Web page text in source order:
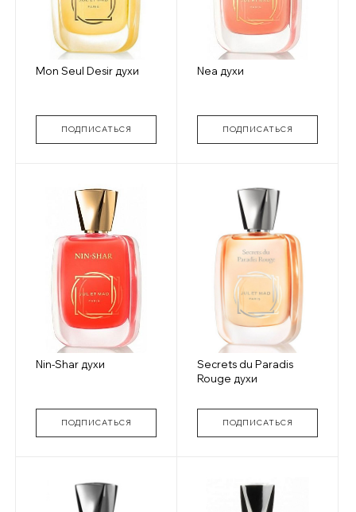
Mon Seul Desir духи
ПОДПИСАТЬСЯ
Nea духи
ПОДПИСАТЬСЯ
Nin-Shar духи
ПОДПИСАТЬСЯ
Secrets du Paradis
Rouge духи
ПОДПИСАТЬСЯ